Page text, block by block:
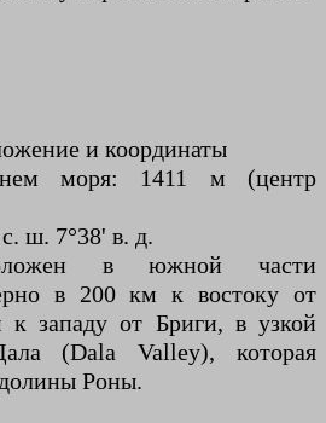
и координаты
моря: 1411 м (центр
ш. 7°38' в. д.
в южной части
в 200 км к востоку от
западу от Бриги, в узкой
(Dala Valley), которая
долины Роны.